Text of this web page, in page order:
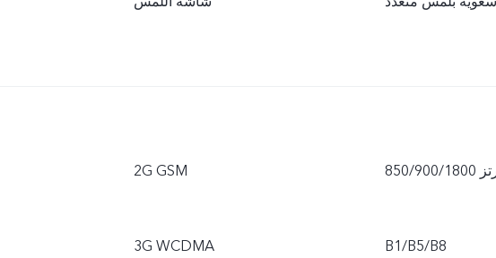
2G GSM هرتز
3G WCDMA